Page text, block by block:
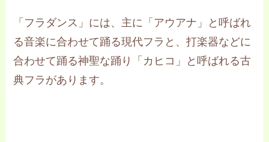
「フラダンス」には、主に「アウアナ」と呼ばれ
る音楽に合わせて踊る現代フラと、打楽器などに
合わせて踊る神聖な踊り「カヒコ」と呼ばれる古
典フラがあります。